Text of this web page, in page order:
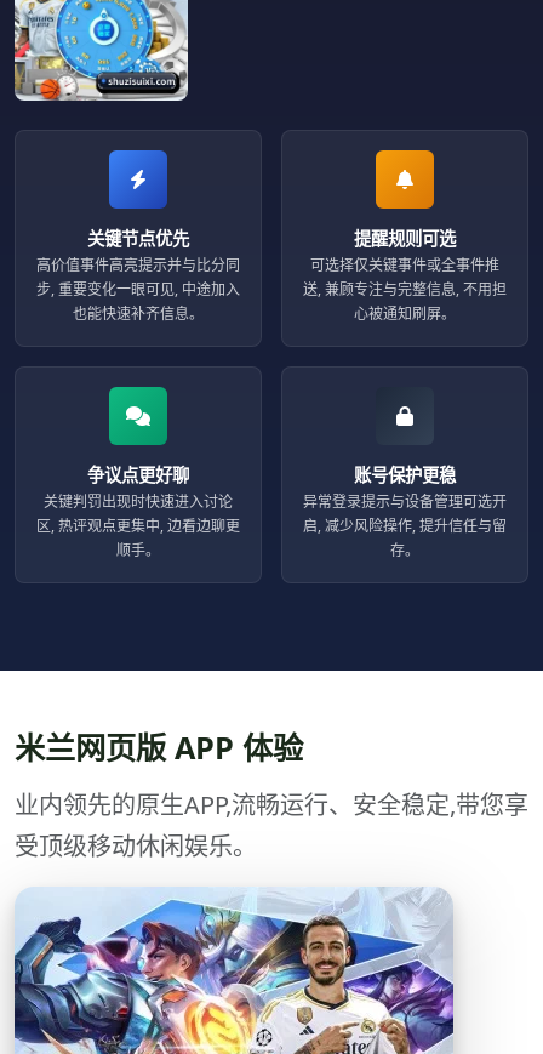
关键节点优先
高价值事件高亮提示并与比分同
步, 重要变化一眼可见, 中途加入
也能快速补齐信息。
提醒规则可选
可选择仅关键事件或全事件推
送, 兼顾专注与完整信息, 不用担
心被通知刷屏。
争议点更好聊
关键判罚出现时快速进入讨论
区, 热评观点更集中, 边看边聊更
顺手。
账号保护更稳
异常登录提示与设备管理可选开
启, 减少风险操作, 提升信任与留
存。
米兰网页版 APP 体验
业内领先的原生APP,流畅运行、安全稳定,带您享
受顶级移动休闲娱乐。